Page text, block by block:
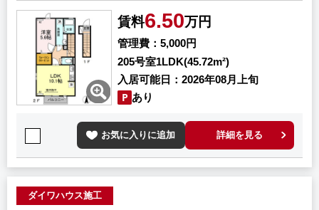
賃料6.50万円
管理費
5,000円
205号室1LDK(45.72m²)
入居可能日
2026年08月上旬
あり
お気に入りに追加 詳細を見る
ダイワハウス施工